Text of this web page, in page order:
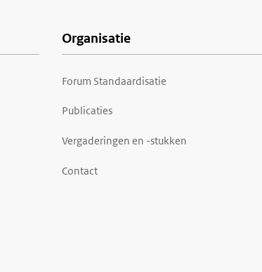
Organisatie
Forum Standaardisatie
Publicaties
Vergaderingen en -stukken
Contact